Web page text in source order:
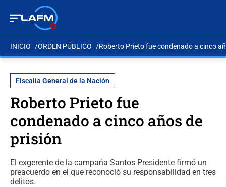
INICIO ORDEN PÚBLICO Roberto Prieto fue condenado a cinco
Fiscalía General de la Nación
Roberto Prieto fue
condenado a cinco años de
prisión
El exgerente de la campaña Santos Presidente firmó un
preacuerdo en el que reconoció su responsabilidad en tres
delitos.